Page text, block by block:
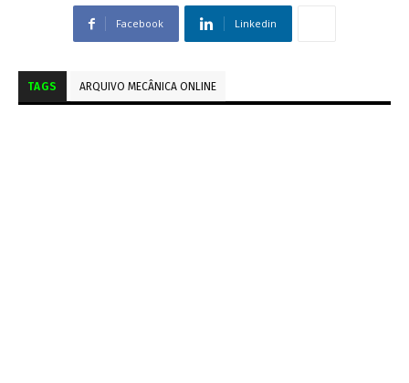
Facebook Linkedin
TAGS ARQUIVO MECÂNICA ONLINE